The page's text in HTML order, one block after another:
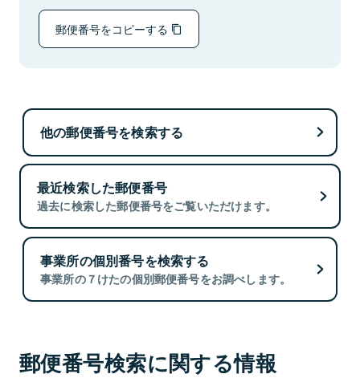
郵便番号をコピーする
他の郵便番号を検索する
最近検索した郵便番号
過去に検索した郵便番号をご覧いただけます。
事業所の個別番号を検索する
事業所の７けたの個別郵便番号をお調べします。
郵便番号検索に関する情報